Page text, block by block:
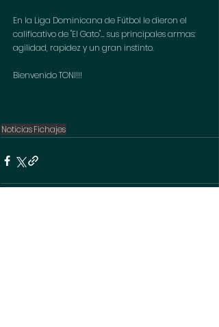
En la Liga Dominicana de Fútbol le dieron el
calificativo de "El Gato"... sus principales armas:
agilidad, rapidez y un gran instinto.
Bienvenido TONI!!!
NoticiasFichajes